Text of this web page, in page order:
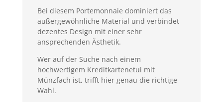
Bei diesem Portemonnaie dominiert das
außergewöhnliche Material und verbindet
dezentes Design mit einer sehr
ansprechenden Ästhetik.
Wer auf der Suche nach einem
hochwertigem Kreditkartenetui mit
Münzfach ist, trifft hier genau die richtige
Wahl.